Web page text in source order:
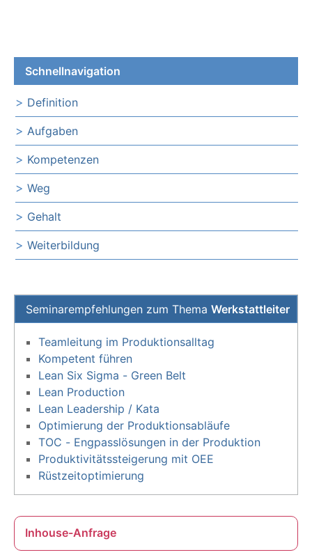
Schnellnavigation
Definition
Aufgaben
Kompetenzen
Weg
Gehalt
Weiterbildung
Seminarempfehlungen zum Thema Werkstattleiter
Teamleitung im Produktionsalltag
Kompetent führen
Lean Six Sigma - Green Belt
Lean Production
Lean Leadership / Kata
Optimierung der Produktionsabläufe
TOC - Engpasslösungen in der Produktion
Produktivitätssteigerung mit OEE
Rüstzeitoptimierung
Inhouse-Anfrage